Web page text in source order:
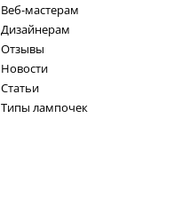
Веб-мастерам
Дизайнерам
Отзывы
Новости
Статьи
Типы лампочек